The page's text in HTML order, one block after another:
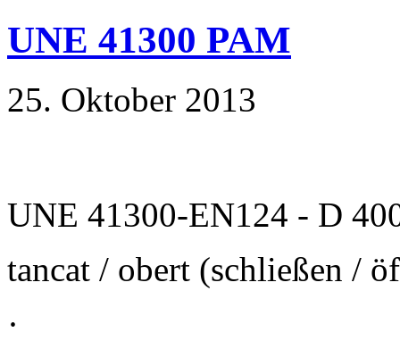
UNE 41300 PAM
25. Oktober 2013
UNE 41300-EN124 - D
tancat / obert (schließen /
·